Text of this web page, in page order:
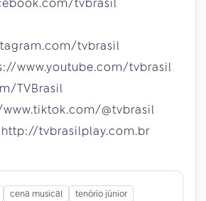
tvbrasil
www.youtube.com/tvbrasil
TVBrasil
@tvbrasil
http://tvbrasilplay.com.br
cena musical tenório júnior